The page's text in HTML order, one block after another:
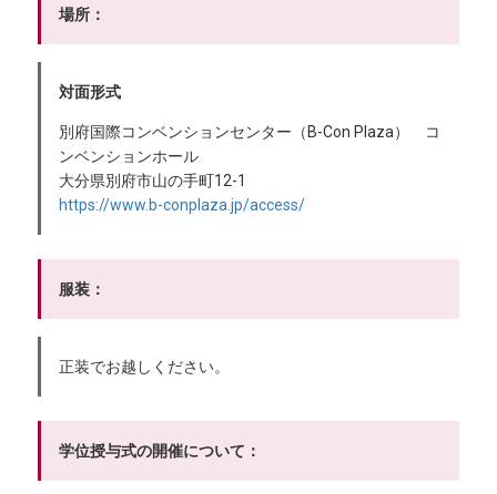
場所：
対面形式
別府国際コンベンションセンター（B-Con Plaza） コ
ンベンションホール
大分県別府市山の手町12-1
https://www.b-conplaza.jp/access/
服装：
正装でお越しください。
学位授与式の開催について：